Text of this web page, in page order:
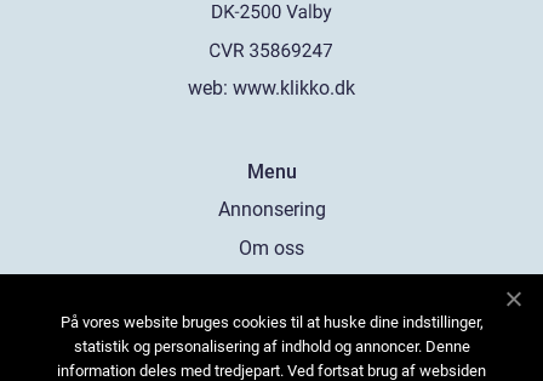
web: www.klikko.dk
Menu
Annonsering
Om oss
Kontakta oss
Sitemap
På vores website bruges cookies til at huske dine indstillinger,
statistik og personalisering af indhold og annoncer. Denne
information deles med tredjepart. Ved fortsat brug af websiden